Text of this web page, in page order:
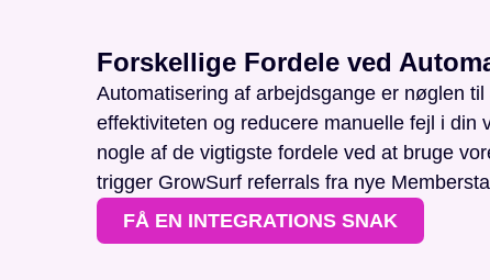
Forskellige Fordele ved
Automatisering af arbejdsgange er nøglen
effektiviteten og reducere manuelle fejl i din
nogle af de vigtigste fordele ved at bruge
trigger GrowSurf referrals fra nye
FÅ EN INTEGRATIONS SNAK